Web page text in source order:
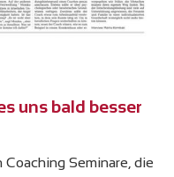
uns bald besser
Seminare, die